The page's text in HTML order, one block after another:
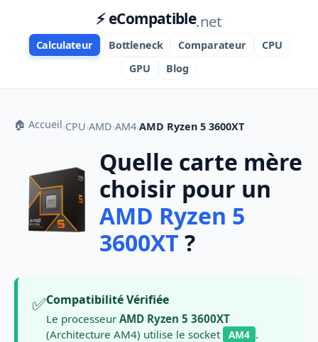
⚡ eCompatible.net
Calculateur Bottleneck Comparateur
CPU
GPU
Blog
🏠 Accueil›CPU›AMD›AM4›AMD Ryzen 5 3600XT
Quelle carte mère
choisir pour un
AMD Ryzen 5
3600XT ?
✅Compatibilité Vérifiée
Le processeur AMD Ryzen 5 3600XT
(Architecture AM4) utilise le socket AM4 .